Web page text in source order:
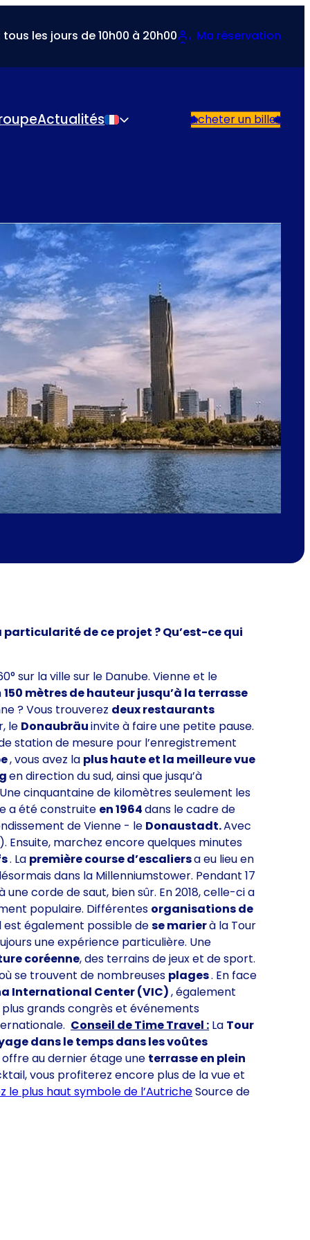
les jours de 10h00 à 20h00 Ma réservation
Actualités Français Acheter un billet
de ce projet ? Qu’est-ce qui
sur la ville sur le Danube. Vienne et le
150 mètres de hauteur jusqu’à la terrasse
? Vous trouverez deux restaurants
le Donaubräuinvite à faire une petite pause.
station de mesure pour l’enregistrement
, vous avez la plus haute et la meilleure vue
en direction du sud, ainsi que jusqu’à
cinquantaine de kilomètres seulement les
a été construite en 1964dans le cadre de
de Vienne - le Donaustadt.Avec
Ensuite, marchez encore quelques minutes
. La première course d’escaliersa eu lieu en
dans la Millenniumstower. Pendant 17
corde de saut, bien sûr. En 2018, celle-ci a
populaire. Différentes organisations de
est également possible dese marierà la Tour
une expérience particulière. Une
coréenne, des terrains de jeux et de sport.
se trouvent de nombreuses plages. En face
International Center (VIC), également
grands congrès et événements
Conseil de Time Travel : La Tour
dans le temps dans les voûtes
au dernier étage une terrasse en plein
vous profiterez encore plus de la vue et
le plus haut symbole de l’AutricheSource de